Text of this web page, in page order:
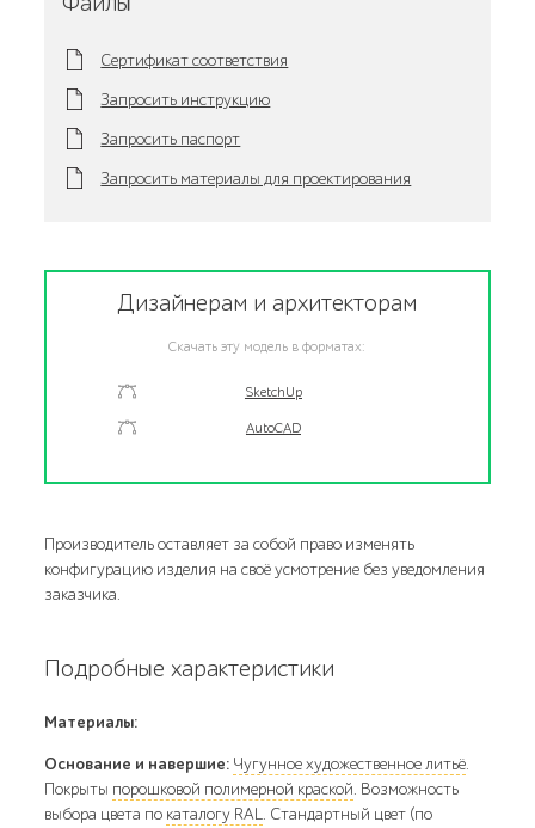
Сертификат соответствия
Запросить инструкцию
Запросить паспорт
Запросить материалы для проектирования
Дизайнерам и архитекторам
Скачать эту модель в форматах:
SketchUp
AutoCAD
Производитель оставляет за собой право изменять
конфигурацию изделия на своё усмотрение без уведомления
заказчика.
Подробные характеристики
Материалы:
Основание и навершие: Чугунное художественное литьё.
Покрыты порошковой полимерной краской. Возможность
выбора цвета по каталогу RAL. Стандартный цвет (по